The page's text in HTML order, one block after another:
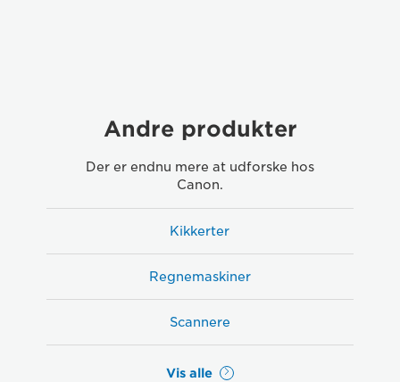
Andre produkter
Der er endnu mere at udforske hos
Canon.
Kikkerter
Regnemaskiner
Scannere
Vis alle